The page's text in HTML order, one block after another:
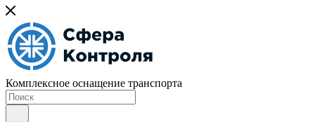
Комплексное оснащение транспорта